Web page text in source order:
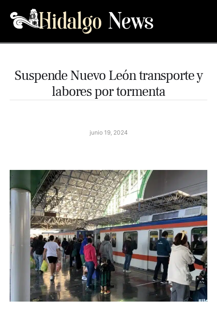
Suspende Nuevo León transporte y
labores por tormenta
junio 19, 2024